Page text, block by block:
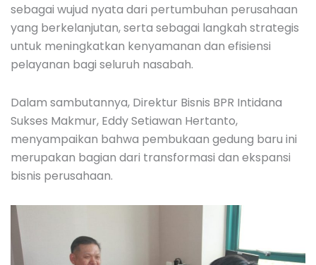
sebagai wujud nyata dari pertumbuhan perusahaan
yang berkelanjutan, serta sebagai langkah strategis
untuk meningkatkan kenyamanan dan efisiensi
pelayanan bagi seluruh nasabah.
Dalam sambutannya, Direktur Bisnis BPR Intidana
Sukses Makmur, Eddy Setiawan Hertanto,
menyampaikan bahwa pembukaan gedung baru ini
merupakan bagian dari transformasi dan ekspansi
bisnis perusahaan.